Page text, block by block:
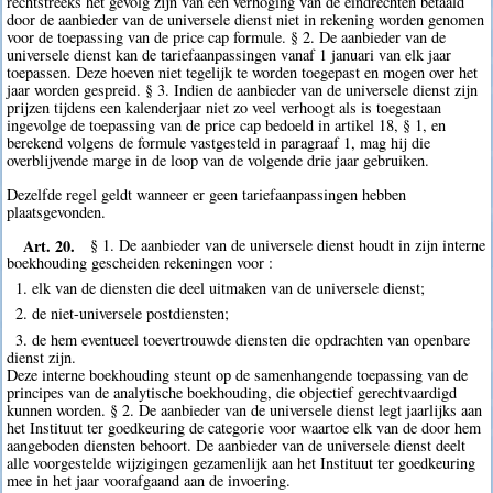
door de aanbieder van de universele dienst niet in rekening worden genomen
voor de toepassing van de price cap formule. § 2. De aanbieder van de
universele dienst kan de tariefaanpassingen vanaf 1 januari van elk jaar
toepassen. Deze hoeven niet tegelijk te worden toegepast en mogen over het
jaar worden gespreid. § 3. Indien de aanbieder van de universele dienst zijn
prijzen tijdens een kalenderjaar niet zo veel verhoogt als is toegestaan
ingevolge de toepassing van de price cap bedoeld in artikel 18, § 1, en
berekend volgens de formule vastgesteld in paragraaf 1, mag hij die
overblijvende marge in de loop van de volgende drie jaar gebruiken.
Dezelfde regel geldt wanneer er geen tariefaanpassingen hebben
plaatsgevonden.
Art. 20.
§ 1. De aanbieder van de universele dienst houdt in zijn interne
boekhouding gescheiden rekeningen voor :
1. elk van de diensten die deel uitmaken van de universele dienst;
2. de niet-universele postdiensten;
3. de hem eventueel toevertrouwde diensten die opdrachten van openbare
dienst zijn.
Deze interne boekhouding steunt op de samenhangende toepassing van de
principes van de analytische boekhouding, die objectief gerechtvaardigd
kunnen worden. § 2. De aanbieder van de universele dienst legt jaarlijks aan
het Instituut ter goedkeuring de categorie voor waartoe elk van de door hem
aangeboden diensten behoort. De aanbieder van de universele dienst deelt
alle voorgestelde wijzigingen gezamenlijk aan het Instituut ter goedkeuring
mee in het jaar voorafgaand aan de invoering.